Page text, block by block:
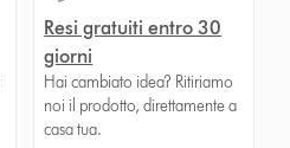
Resi gratuiti entro 30
giorni
Hai cambiato idea? Ritiriamo
noi il prodotto, direttamente a
casa tua.